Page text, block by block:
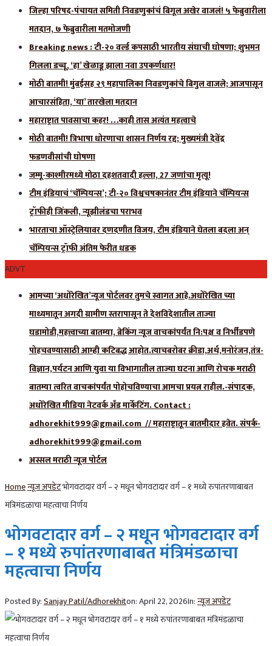
जिल्हा परिषद-पंचायत समिती निवडणुकांचं बिगूल अखेर वाजलं! ५ फेब्रुवारीला
मतदान, ७ फेब्रुवारीला मतमोजणी
Breaking news : टी-२० वर्ल्ड कपसाठी भारतीय संघाची घोषणा; शुभमन
गिलला डच्चू, ‘हा’ खेळाडू झाला नवा उपकर्णधार!
मोठी बातमी! मुंबईसह २९ महापालिका निवडणुकांचे बिगुल वाजले; आजपासून
आचारसंहिता, ‘या’ तारखेला मतदान
महाराष्ट्रात पावसाचा कहर! …काही तास अत्यंत महत्वाचे
मोठी बातमी! त्रिभाषा धोरणाचा शासन निर्णय रद्द; मुख्यमंत्री देवेंद्र
फडणवीसांची घोषणा
जम्मू-काश्मीरमध्ये मोठा दहशतवादी हल्ला, 27 जणांचा मृत्यू!
टीम इंडियाचं ‘चॅम्पियन्स’; टी-२० विश्वचषकानंतर टीम इंडियाने चॅम्पियन्स
ट्रॉफीही जिंकली, न्यूझीलंडचा पराभव
भारताचा ऑस्ट्रेलियावर दणदणीत विजय, टीम इंडियाने घेतला बदला अन्
चॅम्पियन्स ट्रॉफी अंतिम फेरीत धडक
ADVT
आमच्या ‘अधोरेखित’न्यूज पोर्टलवर तुमचे स्वागत आहे.अधोरेखित च्या
माध्यमातून अगदी ग्रामीण स्तरापासून ते देशविदेशातील ताज्या
घडामोडी,महत्त्वाच्या बातम्या, ब्रेकिंग न्यूज वाचकांपर्यंत नि:पक्ष व निर्भीडपणे
पोहचवण्यासाठी आम्ही कटिबद्ध आहोत.त्याचबरोबर क्रीडा,अर्थ,मनोरंजन,तंत्र-
विज्ञान,पर्यटन आणि युवा या विभागातील ताज्या घटना आणि रोचक मराठी
बातम्या त्वरित वाचकांपर्यंत पोहोचविण्याचा आमचा प्रयत्न राहील.-संपादक,
अधोरेखित मीडिया नेटवर्क अँड मार्केटिंग. Contact :
adhorekhit999@gmail.com // महाराष्ट्रातून बातमीदार हवेत. संपर्क-
adhorekhit999@gmail.com
अस्सल मराठी न्यूज पोर्टल
Homeन्यूज अपडेटभोगवटादार वर्ग – २ मधून भोगवटादार वर्ग – १ मध्ये रुपांतरणाबाबत
मंत्रिमंडळाचा महत्वाचा निर्णय
भोगवटादार वर्ग – २ मधून भोगवटादार वर्ग
– १ मध्ये रुपांतरणाबाबत मंत्रिमंडळाचा
महत्वाचा निर्णय
Posted By:Sanjay Patil/Adhorekhiton:April 22, 2026In:न्यूज अपडेट